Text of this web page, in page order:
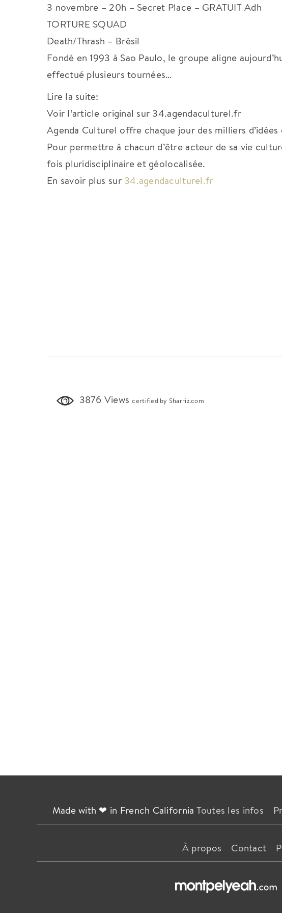
3 novembre – 20h – Secret Place – GRATUIT Adh
TORTURE SQUAD
Death/Thrash – Brésil
Fondé en 1993 à Sao Paulo, le groupe aligne
effectué plusieurs tournées…
Lire la suite:
Voir l’article original sur 34.agendaculturel.fr
Agenda Culturel offre chaque jour des milliers
Pour permettre à chacun d’être acteur de sa vie
fois pluridisciplinaire et géolocalisée.
En savoir plus sur 34.agendaculturel.fr
3876 Viewscertified by Sharriz.com
Made with ❤ in French California Toutes les infos
À propos Contact